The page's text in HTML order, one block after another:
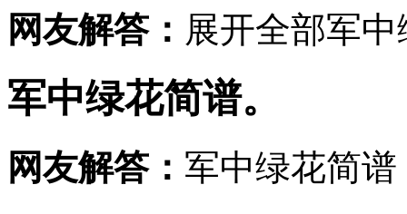
网友解答： 展开全部军
军中绿花简谱。
网友解答： 军中绿花简谱